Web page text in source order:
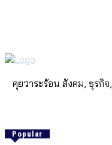
คุยวาระร้อน สังคม, ธุรกิ
Popular